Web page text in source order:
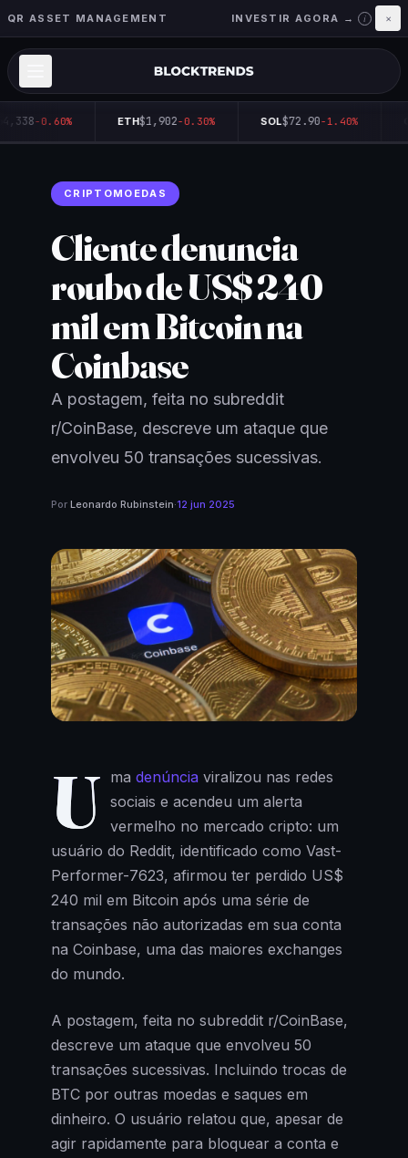
QR ASSET MANAGEMENT INVESTIR AGORA → i ×
-0.60% ETH$1,902-0.30% SOL$72.90-1.40%
CRIPTOMOEDAS
Cliente denuncia
roubo de US$ 240
mil em Bitcoin na
Coinbase
A postagem, feita no subreddit
r/CoinBase, descreve um ataque que
envolveu 50 transações sucessivas.
Por Leonardo Rubinstein·12 jun 2025
U ma denúncia viralizou nas redes
sociais e acendeu um alerta
vermelho no mercado cripto: um
usuário do Reddit, identificado como Vast-
Performer-7623, afirmou ter perdido US$
240 mil em Bitcoin após uma série de
transações não autorizadas em sua conta
na Coinbase, uma das maiores exchanges
do mundo.
A postagem, feita no subreddit r/CoinBase,
descreve um ataque que envolveu 50
transações sucessivas. Incluindo trocas de
BTC por outras moedas e saques em
dinheiro. O usuário relatou que, apesar de
agir rapidamente para bloquear a conta e